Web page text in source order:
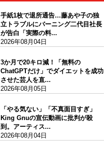
手紙1枚で退所通告…藤あや子の独
立トラブルにバーニング二代目社長
が告白「実際の料...
2026年08月04日
3か月で20キロ減！「無料の
ChatGPTだけ」でダイエットを成功
させた芸人を直...
2026年08月05日
「やる気ない」「不真面目すぎ」
King Gnuの宣伝動画に批判が殺
到。アーティス...
2026年08月04日